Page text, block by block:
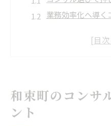
業務効率化へ導く
企業リスト活用
コンサル業務で重
和束町のコンサ
ント